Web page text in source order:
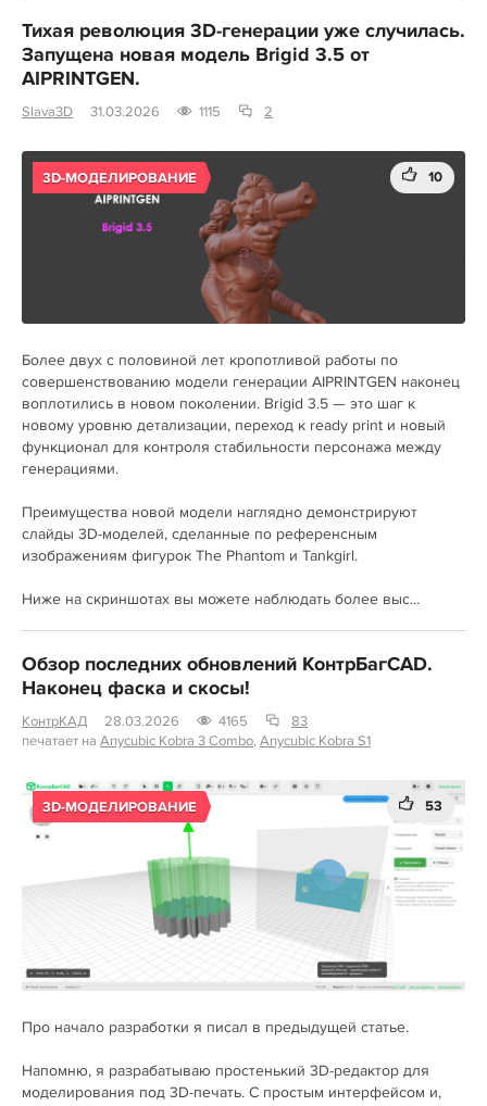
Тихая революция 3D-генерации уже случилась.
Запущена новая модель Brigid 3.5 от
AIPRINTGEN.
Slava3D 31.03.2026 1115 2
3D-МОДЕЛИРОВАНИЕ 10
Более двух с половиной лет кропотливой работы по
совершенствованию модели генерации AIPRINTGEN наконец
воплотились в новом поколении. Brigid 3.5 — это шаг к
новому уровню детализации, переход к ready print и новый
функционал для контроля стабильности персонажа между
генерациями.
Преимущества новой модели наглядно демонстрируют
слайды 3D-моделей, сделанные по референсным
изображениям фигурок The Phantom и Tankgirl.
Ниже на скриншотах вы можете наблюдать более выс...
Обзор последних обновлений КонтрБагCAD.
Наконец фаска и скосы!
КонтрКАД 28.03.2026 4165
83
печатает на Anycubic Kobra 3 Combo, Anycubic Kobra S1
3D-МОДЕЛИРОВАНИЕ 53
Про начало разработки я писал в предыдущей статье.
Напомню, я разрабатываю простенький 3D-редактор для
моделирования под 3D-печать. С простым интерфейсом и,